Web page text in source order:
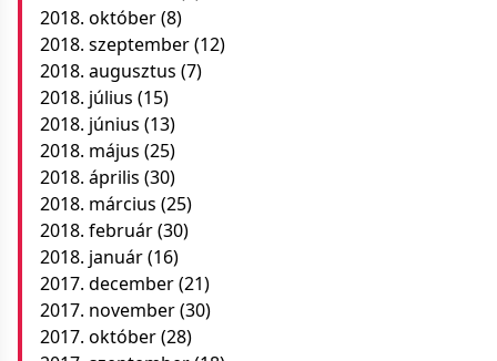
2018. október(8)
2018. szeptember(12)
2018. augusztus (7)
2018. július (15)
2018. június (13)
2018. május (25)
2018. április (30)
2018. március (25)
2018. február(30)
2018. január(16)
2017. december(21)
2017. november(30)
2017. október(28)